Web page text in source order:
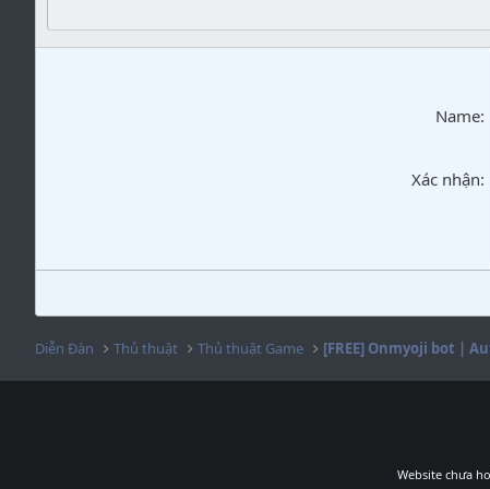
Name
Xác nhận
Diễn Đàn Thủ thuật Thủ thuật Game
Website chưa